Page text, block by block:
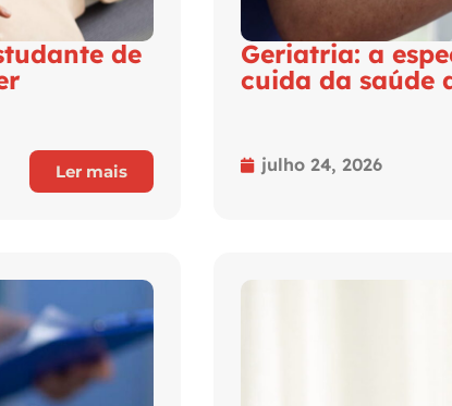
de
Ler mais
Geriatria: a
cuida da saúde
julho 24, 2026